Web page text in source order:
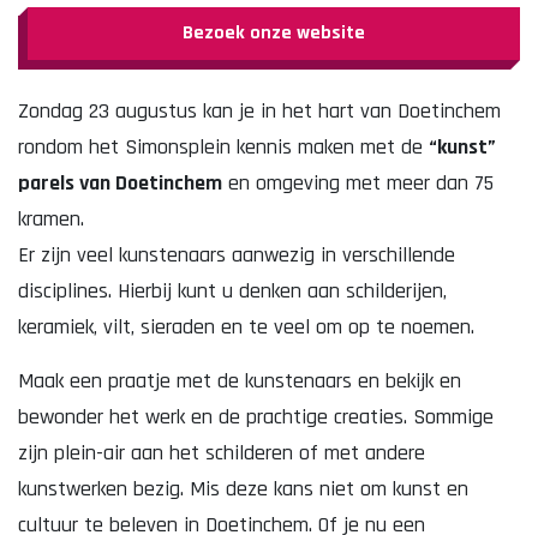
Bezoek onze website
Zondag 23 augustus kan je in het hart van Doetinchem
rondom het Simonsplein kennis maken met de “kunst”
parels van Doetinchem en omgeving met meer dan 75
kramen.
Er zijn veel kunstenaars aanwezig in verschillende
disciplines. Hierbij kunt u denken aan schilderijen,
keramiek, vilt, sieraden en te veel om op te noemen.
Maak een praatje met de kunstenaars en bekijk en
bewonder het werk en de prachtige creaties. Sommige
zijn plein-air aan het schilderen of met andere
kunstwerken bezig. Mis deze kans niet om kunst en
cultuur te beleven in Doetinchem. Of je nu een